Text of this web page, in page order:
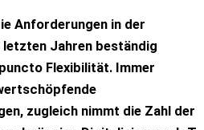
Anforderungen in der
Jahren beständig
Flexibilität. Immer
zugleich nimmt die Zahl der